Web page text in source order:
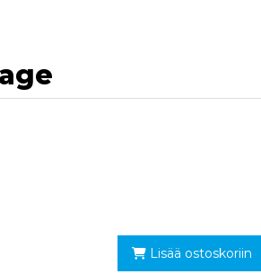
Lisää ostoskoriin